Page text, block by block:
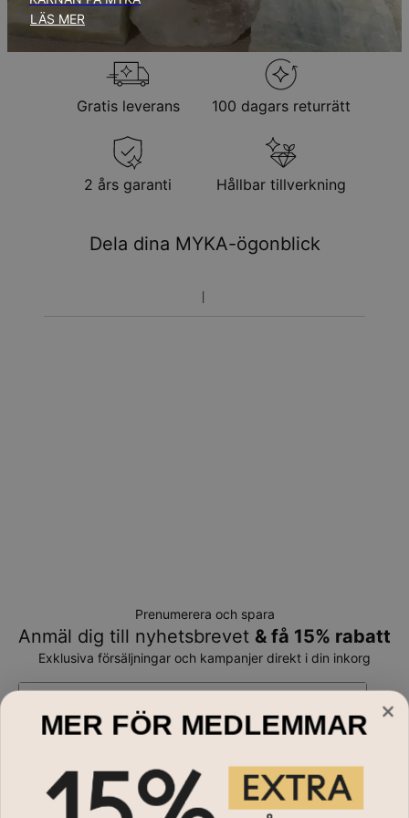
Returpolicy
Observera att personliga smycken är unika och endast kan
returneras för utbyte eller butikskredit
LÄS MER
Gratis leverans 100 dagars returrätt
2 års garanti Hållbar tillverkning
Dela dina MYKA-ögonblick
Prenumerera och spara
Anmäl dig till nyhetsbrevet & få 15% rabatt
Exklusiva försäljningar och kampanjer direkt i din inkorg
Handla till
MER FÖR MEDLEMMAR